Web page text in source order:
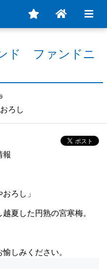
ド ファンドニ
ろし
ろし」
夏した円熟の宮寒梅。
しみください。